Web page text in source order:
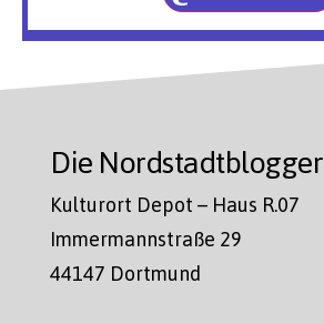
Die Nordstadtblogger
Kulturort Depot – Haus R.07
Immermannstraße 29
44147 Dortmund